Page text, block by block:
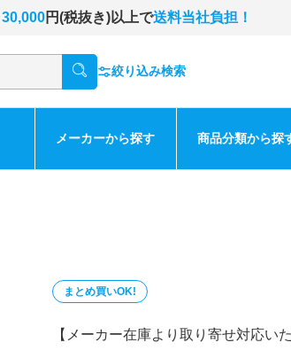
30,000円(税抜き)以上で送料当社負担！
絞り込み検索
メーカーから探す 商品分類から探
まとめ買いOK!
【メーカー在庫より取り寄せ対応い